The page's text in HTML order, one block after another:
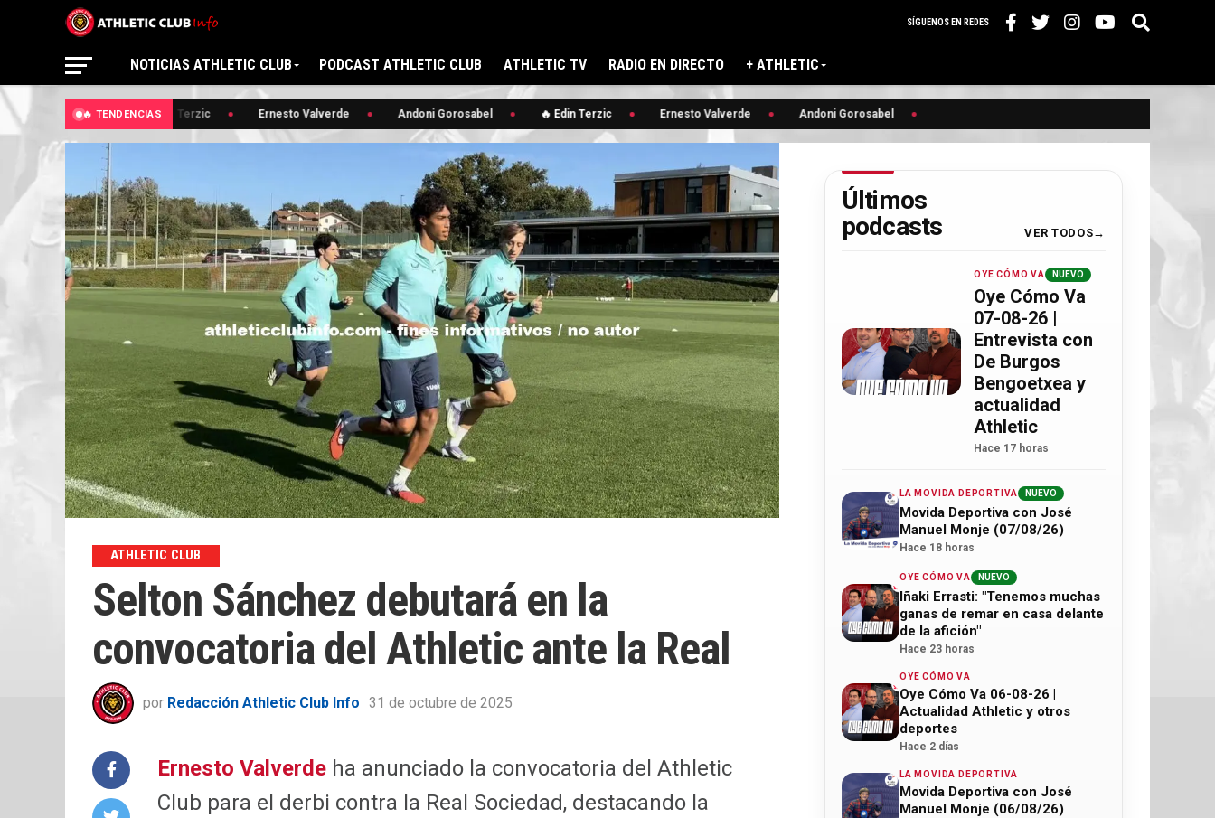
SÍGUENOS EN REDES
NOTICIAS ATHLETIC CLUB PODCAST ATHLETIC CLUB ATHLETIC TV RADIO EN DIRECTO + ATHLETIC
🔥 TENDENCIAS🔥 Edin Terzic Ernesto Valverde Andoni Gorosabel 🔥 Edin Terzic Ernesto Valverde Andoni Gorosabel
ATHLETIC CLUB
Selton Sánchez debutará en la
convocatoria del Athletic ante la Real
por Redacción Athletic Club Info 31 de octubre de 2025
Ernesto Valverde ha anunciado la convocatoria del Athletic
Club para el derbi contra la Real Sociedad, destacando la
Últimos
podcasts
VER TODOS
OYE CÓMO VA NUEVO
Oye Cómo Va
07-08-26 |
Entrevista con
De Burgos
Bengoetxea y
actualidad
Athletic
Hace 17 horas
LA MOVIDA DEPORTIVA NUEVO
Movida Deportiva con José
Manuel Monje (07/08/26)
Hace 18 horas
OYE CÓMO VA NUEVO
Iñaki Errasti: "Tenemos muchas
ganas de remar en casa delante
de la afición"
Hace 23 horas
OYE CÓMO VA
Oye Cómo Va 06-08-26 |
Actualidad Athletic y otros
deportes
Hace 2 días
LA MOVIDA DEPORTIVA
Movida Deportiva con José
Manuel Monje (06/08/26)